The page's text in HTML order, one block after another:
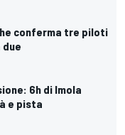
conferma tre piloti
due
6h di Imola
e pista